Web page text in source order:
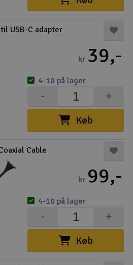
USB-C adapter
kr 39,-
Køb
+
-
4-10 på lager
Cable
kr 99,-
Køb
+
-
4-10 på lager